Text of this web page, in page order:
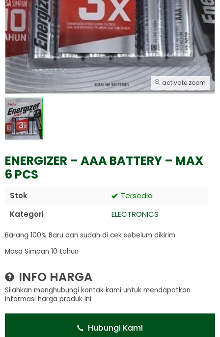
activate zoom
ENERGIZER – AAA BATTERY – MAX
6 PCS
Stok
Tersedia
Kategori
ELECTRONICS
Barang 100% Baru dan sudah di cek sebelum dikirim
Masa Simpan 10 tahun
INFO HARGA
Silahkan menghubungi kontak kami untuk mendapatkan
informasi harga produk ini.
Hubungi Kami